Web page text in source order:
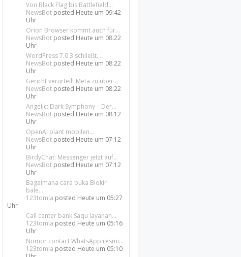
Von Black Flag bis Battlefield...
NewsBot posted Heute um 09:42
Uhr
Orion Browser kommt auch für...
NewsBot posted Heute um 08:22
Uhr
WordPress 7.0.3 schließt...
NewsBot posted Heute um 08:22
Uhr
Gericht verurteilt Meta zu über...
NewsBot posted Heute um 08:22
Uhr
Angelic: Dark Symphony – Der...
NewsBot posted Heute um 08:12
Uhr
OpenAI plant mobilen...
NewsBot posted Heute um 07:12
Uhr
BirdyChat: Messenger jetzt auf...
NewsBot posted Heute um 07:12
Uhr
Bagaimana cara buka Blokir
bale...
123tomla posted Heute um 05:27
Uhr
Call center bank Saqu layanan...
123tomla posted Heute um 05:16
Uhr
Nomor contact WhatsApp resmi...
123tomla posted Heute um 05:10